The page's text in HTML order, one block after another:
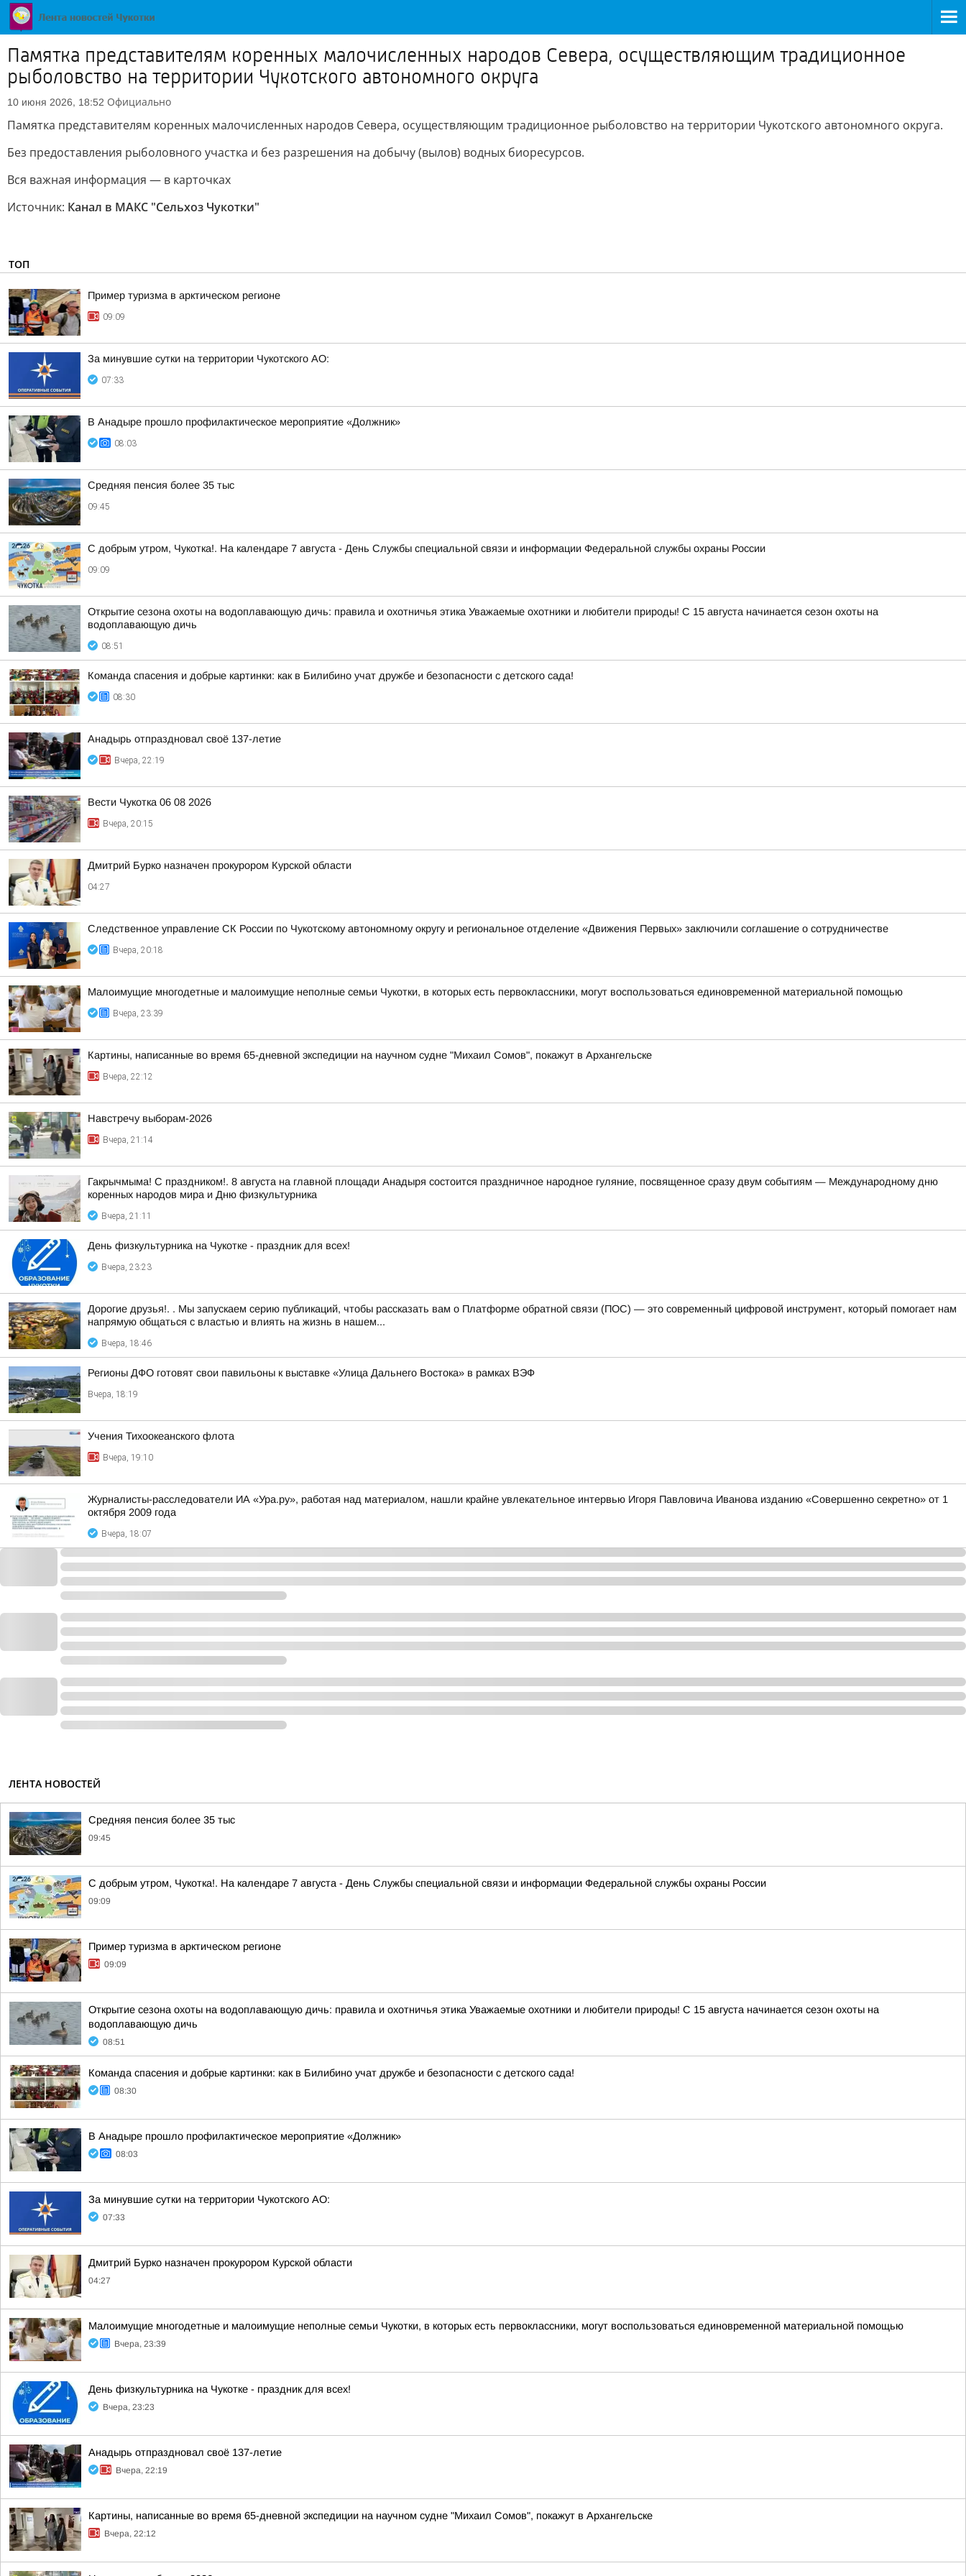
Памятка представителям коренных малочисленных народов Севера, осуществляющим традиционное
рыболовство на территории Чукотского автономного округа
10 июня 2026, 18:52 Официально
Памятка представителям коренных малочисленных народов Севера, осуществляющим традиционное рыболовство на территории Чукотского автономного округа.
Без предоставления рыболовного участка и без разрешения на добычу (вылов) водных биоресурсов.
Вся важная информация — в карточках
Источник: Канал в МАКС "Сельхоз Чукотки"
ТОП
Пример туризма в арктическом регионе
09:09
За минувшие сутки на территории Чукотского АО:
07:33
В Анадыре прошло профилактическое мероприятие «Должник»
08:03
Средняя пенсия более 35 тыс
09:45
С добрым утром, Чукотка!. На календаре 7 августа - День Службы специальной связи и информации Федеральной службы охраны России
09:09
Открытие сезона охоты на водоплавающую дичь: правила и охотничья этика Уважаемые охотники и любители природы! С 15 августа начинается сезон охоты на
водоплавающую дичь
08:51
Команда спасения и добрые картинки: как в Билибино учат дружбе и безопасности с детского сада!
08:30
Анадырь отпраздновал своё 137-летие
Вчера, 22:19
Вести Чукотка 06 08 2026
Вчера, 20:15
Дмитрий Бурко назначен прокурором Курской области
04:27
Следственное управление СК России по Чукотскому автономному округу и региональное отделение «Движения Первых» заключили соглашение о сотрудничестве
Вчера, 20:18
Малоимущие многодетные и малоимущие неполные семьи Чукотки, в которых есть первоклассники, могут воспользоваться единовременной материальной помощью
Вчера, 23:39
Картины, написанные во время 65-дневной экспедиции на научном судне "Михаил Сомов", покажут в Архангельске
Вчера, 22:12
Навстречу выборам-2026
Вчера, 21:14
Гакрычмыма! С праздником!. 8 августа на главной площади Анадыря состоится праздничное народное гуляние, посвященное сразу двум событиям — Международному дню
коренных народов мира и Дню физкультурника
Вчера, 21:11
День физкультурника на Чукотке - праздник для всех!
Вчера, 23:23
Дорогие друзья!. . Мы запускаем серию публикаций, чтобы рассказать вам о Платформе обратной связи (ПОС) — это современный цифровой инструмент, который помогает нам
напрямую общаться с властью и влиять на жизнь в нашем...
Вчера, 18:46
Регионы ДФО готовят свои павильоны к выставке «Улица Дальнего Востока» в рамках ВЭФ
Вчера, 18:19
Учения Тихоокеанского флота
Вчера, 19:10
Журналисты-расследователи ИА «Ура.ру», работая над материалом, нашли крайне увлекательное интервью Игоря Павловича Иванова изданию «Совершенно секретно» от 1
октября 2009 года
Вчера, 18:07
ЛЕНТА НОВОСТЕЙ
Средняя пенсия более 35 тыс
09:45
С добрым утром, Чукотка!. На календаре 7 августа - День Службы специальной связи и информации Федеральной службы охраны России
09:09
Пример туризма в арктическом регионе
09:09
Открытие сезона охоты на водоплавающую дичь: правила и охотничья этика Уважаемые охотники и любители природы! С 15 августа начинается сезон охоты на
водоплавающую дичь
08:51
Команда спасения и добрые картинки: как в Билибино учат дружбе и безопасности с детского сада!
08:30
В Анадыре прошло профилактическое мероприятие «Должник»
08:03
За минувшие сутки на территории Чукотского АО:
07:33
Дмитрий Бурко назначен прокурором Курской области
04:27
Малоимущие многодетные и малоимущие неполные семьи Чукотки, в которых есть первоклассники, могут воспользоваться единовременной материальной помощью
Вчера, 23:39
День физкультурника на Чукотке - праздник для всех!
Вчера, 23:23
Анадырь отпраздновал своё 137-летие
Вчера, 22:19
Картины, написанные во время 65-дневной экспедиции на научном судне "Михаил Сомов", покажут в Архангельске
Вчера, 22:12